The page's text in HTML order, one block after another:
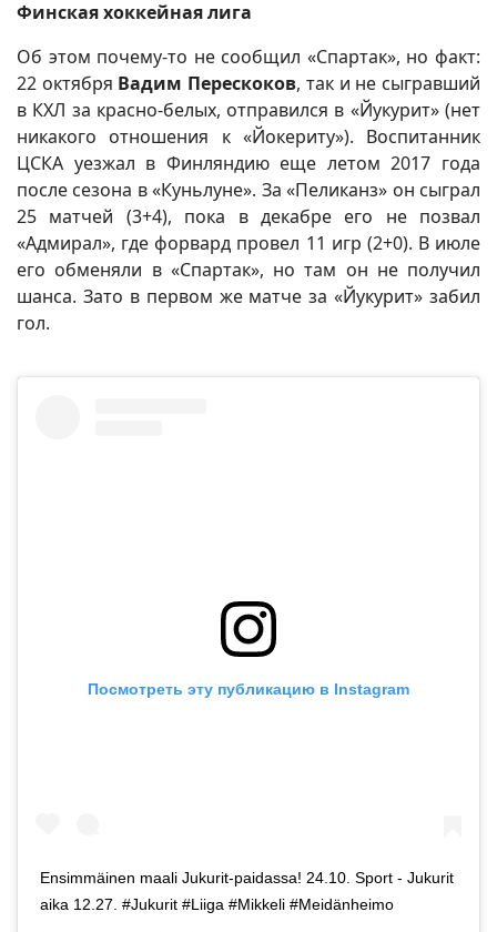
Финская хоккейная лига
Об этом почему-то не сообщил «Спартак», но факт:
22 октября Вадим Перескоков, так и не сыгравший
в КХЛ за красно-белых, отправился в «Йукурит» (нет
никакого отношения к «Йокериту»). Воспитанник
ЦСКА уезжал в Финляндию еще летом 2017 года
после сезона в «Куньлуне». За «Пеликанз» он сыграл
25 матчей (3+4), пока в декабре его не позвал
«Адмирал», где форвард провел 11 игр (2+0). В июле
его обменяли в «Спартак», но там он не получил
шанса. Зато в первом же матче за «Йукурит» забил
гол.
Посмотреть эту публикацию в Instagram
Ensimmäinen maali Jukurit-paidassa! 24.10. Sport - Jukurit
aika 12.27. #Jukurit #Liiga #Mikkeli #Meidänheimo